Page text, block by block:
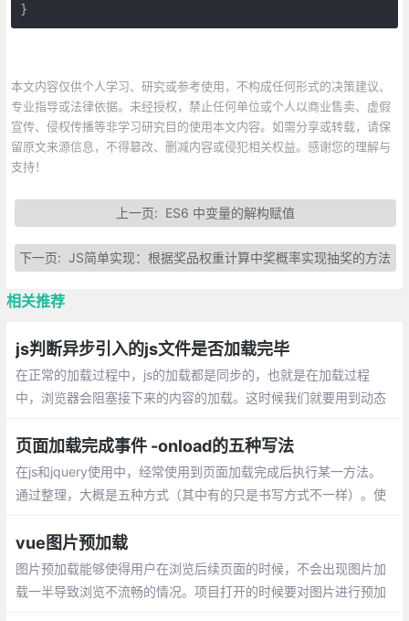
}
本文内容仅供个人学习、研究或参考使用，不构成任何形式的决策建议、
专业指导或法律依据。未经授权，禁止任何单位或个人以商业售卖、虚假
宣传、侵权传播等非学习研究目的使用本文内容。如需分享或转载，请保
留原文来源信息，不得篡改、删减内容或侵犯相关权益。感谢您的理解与
支持！
上一页: ES6 中变量的解构赋值
下一页:JS简单实现：根据奖品权重计算中奖概率实现抽奖的方法
相关推荐
js判断异步引入的js文件是否加载完毕
在正常的加载过程中，js的加载都是同步的，也就是在加载过程
中，浏览器会阻塞接下来的内容的加载。这时候我们就要用到动态
s文件里的东西
页面加载完成事件 -onload的五种写法
在js和jquery使用中，经常使用到页面加载完成后执行某一方法。
通过整理，大概是五种方式（其中有的只是书写方式不一样）。使
vue图片预加载
图片预加载能够使得用户在浏览后续页面的时候，不会出现图片加
载一半导致浏览不流畅的情况。项目打开的时候要对图片进行预加